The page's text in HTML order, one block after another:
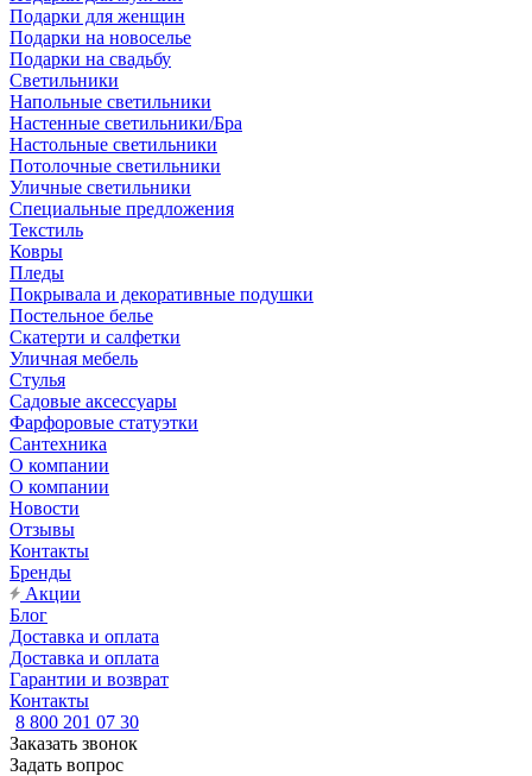
Подарки для женщин
Подарки на новоселье
Подарки на свадьбу
Светильники
Напольные светильники
Настенные светильники/Бра
Настольные светильники
Потолочные светильники
Уличные светильники
Специальные предложения
Текстиль
Ковры
Пледы
Покрывала и декоративные подушки
Постельное белье
Скатерти и салфетки
Уличная мебель
Стулья
Садовые аксессуары
Фарфоровые статуэтки
Сантехника
О компании
О компании
Новости
Отзывы
Контакты
Бренды
Акции
Блог
Доставка и оплата
Доставка и оплата
Гарантии и возврат
Контакты
8 800 201 07 30
Заказать звонок
Задать вопрос